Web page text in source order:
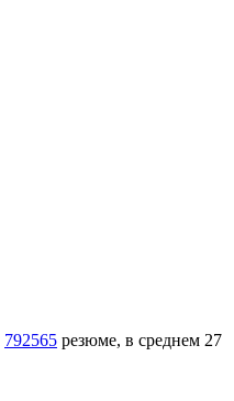
792565 резюме, в среднем 27